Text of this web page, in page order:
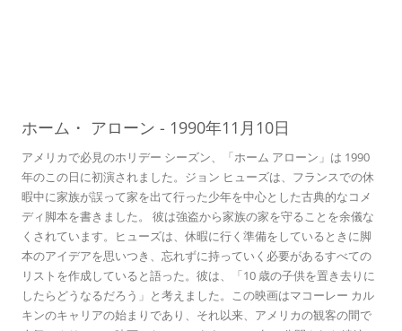
ホーム・ アローン - 1990年11月10日
アメリカで必見のホリデー シーズン、「ホーム アローン」は 1990
年のこの日に初演されました。ジョン ヒューズは、フランスでの休
暇中に家族が誤って家を出て行った少年を中心とした古典的なコメ
ディ脚本を書きました。 彼は強盗から家族の家を守ることを余儀な
くされています。ヒューズは、休暇に行く準備をしているときに脚
本のアイデアを思いつき、忘れずに持っていく必要があるすべての
リストを作成していると語った。彼は、「10 歳の子供を置き去りに
したらどうなるだろう」と考えました。この映画はマコーレー カル
キンのキャリアの始まりであり、それ以来、アメリカの観客の間で